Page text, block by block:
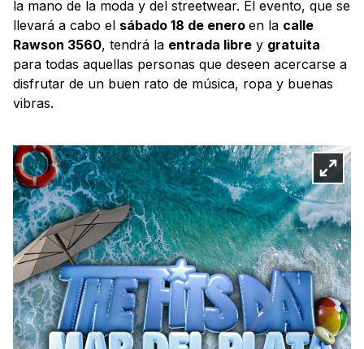
la mano de la moda y del streetwear. El evento, que se
llevará a cabo el sábado 18 de enero en la calle
Rawson 3560, tendrá la entrada libre y gratuita
para todas aquellas personas que deseen acercarse a
disfrutar de un buen rato de música, ropa y buenas
vibras.